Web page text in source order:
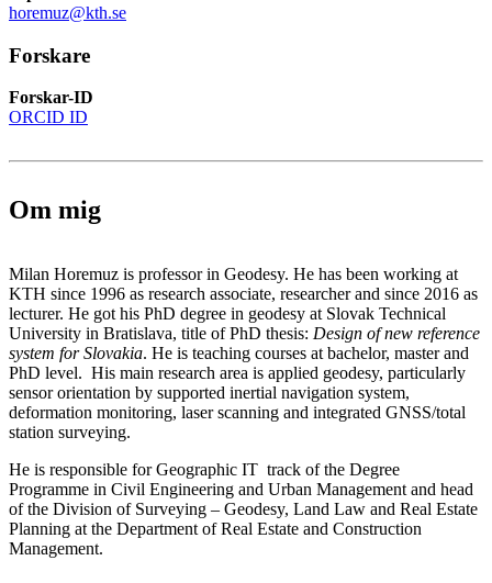
horemuz@kth.se
Forskare
Forskar-ID
ORCID ID
Om mig
Milan Horemuz is professor in Geodesy. He has been working at
KTH since 1996 as research associate, researcher and since 2016 as
lecturer. He got his PhD degree in geodesy at Slovak Technical
University in Bratislava, title of PhD thesis: Design of new reference
system for Slovakia. He is teaching courses at bachelor, master and
PhD level. His main research area is applied geodesy, particularly
sensor orientation by supported inertial navigation system,
deformation monitoring, laser scanning and integrated GNSS/total
station surveying.
He is responsible for Geographic IT track of the Degree
Programme in Civil Engineering and Urban Management and head
of the Division of Surveying – Geodesy, Land Law and Real Estate
Planning at the Department of Real Estate and Construction
Management.